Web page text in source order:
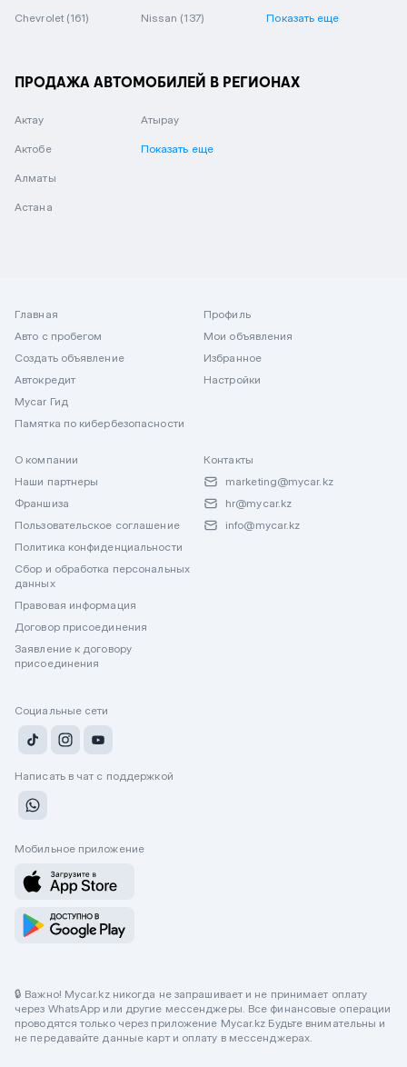
Chevrolet (161) Nissan (137) Показать еще
ПРОДАЖА АВТОМОБИЛЕЙ В РЕГИОНАХ
Актау
Актобе
Алматы
Астана
Атырау
Показать еще
Главная
Авто с пробегом
Создать объявление
Автокредит
Mycar Гид
Памятка по кибербезопасности
Профиль
Мои объявления
Избранное
Настройки
О компании
Наши партнеры
Франшиза
Пользовательское соглашение
Политика конфиденциальности
Сбор и обработка персональных
данных
Правовая информация
Договор присоединения
Заявление к договору
присоединения
Контакты
marketing@mycar.kz
hr@mycar.kz
info@mycar.kz
Социальные сети
Написать в чат с поддержкой
Мобильное приложение
🔒 Важно! Mycar.kz никогда не запрашивает и не принимает оплату
через WhatsApp или другие мессенджеры. Все финансовые операции
проводятся только через приложение Mycar.kz Будьте внимательны и
не передавайте данные карт и оплату в мессенджерах.